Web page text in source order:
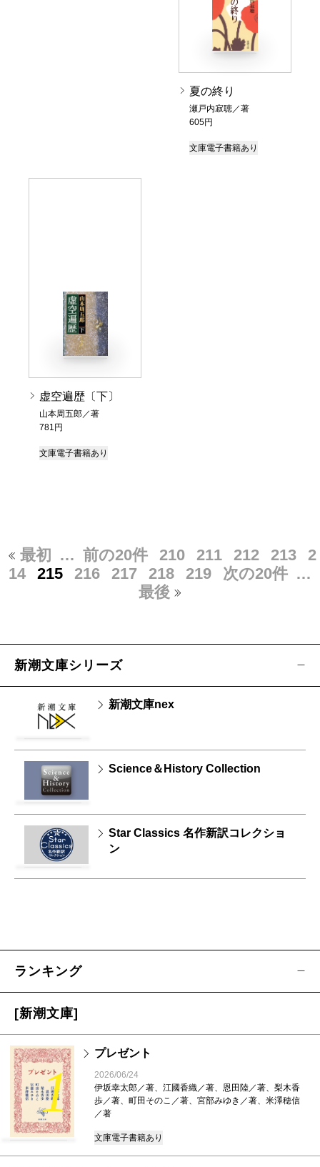
夏の終り
瀬戸内寂聴／著
605円
文庫電子書籍あり
虚空遍歴〔下〕
山本周五郎／著
781円
文庫電子書籍あり
最初 … 前の20件 210 211 212 213
2
14
215 216 217 218 219 次の20件 …
最後
新潮文庫シリーズ
新潮文庫nex
Science＆History Collection
Star Classics 名作新訳コレクショ
ン
ランキング
[新潮文庫]
1
プレゼント
2026/06/24
伊坂幸太郎／著、江國香織／著、恩田陸／著、梨木香
歩／著、町田そのこ／著、宮部みゆき／著、米澤穂信
／著
文庫電子書籍あり